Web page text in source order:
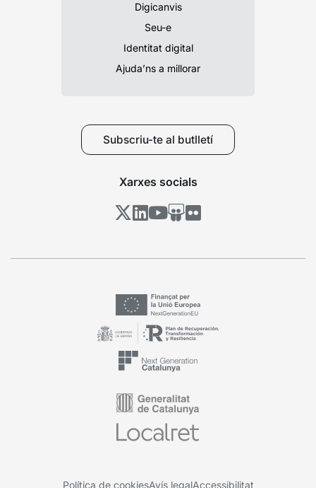
Digicanvis
Seu-e
Identitat digital
Ajuda’ns a millorar
Subscriu-te al butlletí
Xarxes socials
Política de cookiesAvís legalAccessibilitat